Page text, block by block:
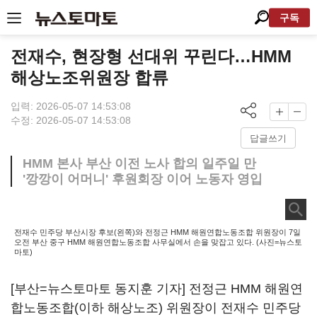
구독
전재수, 현장형 선대위 꾸린다…HMM
해상노조위원장 합류
입력: 2026-05-07 14:53:08
수정: 2026-05-07 14:53:08
답글쓰기
HMM 본사 부산 이전 노사 합의 일주일 만
'깡깡이 어머니' 후원회장 이어 노동자 영입
전재수 민주당 부산시장 후보(왼쪽)와 전정근 HMM 해원연합노동조합 위원장이 7일
오전 부산 중구 HMM 해원연합노동조합 사무실에서 손을 맞잡고 있다. (사진=뉴스토
마토)
[부산=뉴스토마토 동지훈 기자] 전정근 HMM 해원연
합노동조합(이하 해상노조) 위원장이 전재수 민주당